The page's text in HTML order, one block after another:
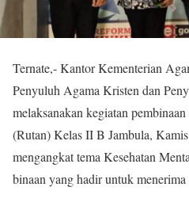
Ternate,- Kantor Kementerian
Penyuluh Agama Kristen dan
melaksanakan kegiatan
(Rutan) Kelas II B Jambula,
mengangkat tema Kesehatan
binaan yang hadir untuk